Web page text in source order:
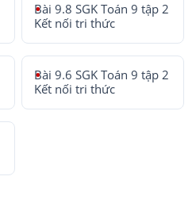
Bài 9.8 SGK Toán 9 tập 2
Kết nối tri thức
Bài 9.6 SGK Toán 9 tập 2
Kết nối tri thức